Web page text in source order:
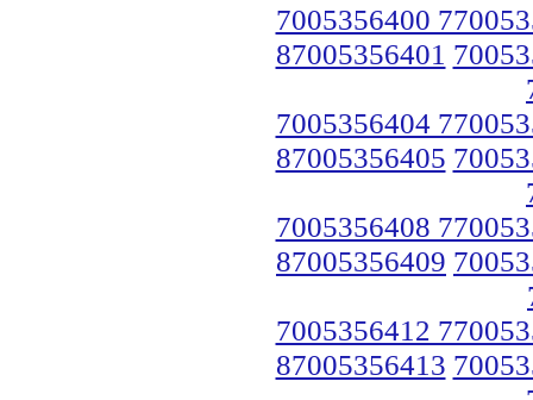
7005356400
87005356401
7005356404
87005356405
7005356408
87005356409
7005356412
87005356413